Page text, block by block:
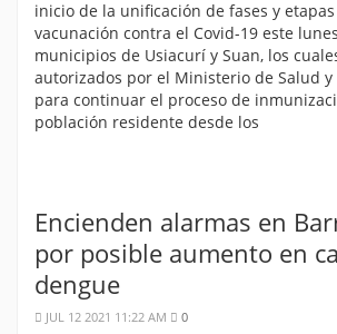
inicio de la unificación de fases y
vacunación contra el Covid-19 este
municipios de Usiacurí y Suan, los
autorizados por el Ministerio de Salud y
para continuar el proceso de
población residente desde los
Encienden alarmas en
por posible aumento en
dengue
JUL 12 2021 11:22 AM 0